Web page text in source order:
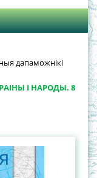
дапаможнікі
І НАРОДЫ. 8